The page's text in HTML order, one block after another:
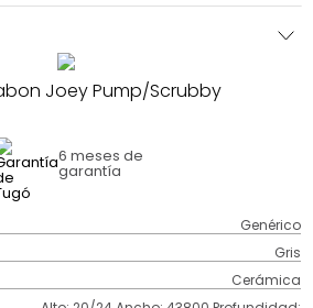
Joey Pump/Scrubby
6 meses de
garantía
Genérico
Gris
Cerámica